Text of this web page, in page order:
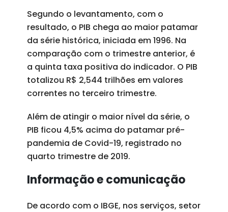
Segundo o levantamento, com o
resultado, o PIB chega ao maior patamar
da série histórica, iniciada em 1996. Na
comparação com o trimestre anterior, é
a quinta taxa positiva do indicador. O PIB
totalizou R$ 2,544 trilhões em valores
correntes no terceiro trimestre.
Além de atingir o maior nível da série, o
PIB ficou 4,5% acima do patamar pré-
pandemia de Covid-19, registrado no
quarto trimestre de 2019.
Informação e comunicação
De acordo com o IBGE, nos serviços, setor